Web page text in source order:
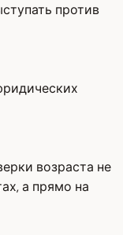
против
возраста не
а прямо на